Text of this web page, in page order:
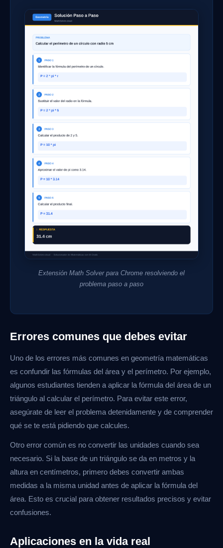
Extensión Math Solver para Chrome resolviendo el
problema paso a paso
Errores comunes que debes evitar
Uno de los errores más comunes en geometría matemáticas
es confundir las fórmulas del área y el perímetro. Por ejemplo,
algunos estudiantes tienden a aplicar la fórmula del área de un
triángulo al calcular el perímetro. Para evitar este error,
asegúrate de leer el problema detenidamente y de comprender
qué se te está pidiendo que calcules.
Otro error común es no convertir las unidades cuando sea
necesario. Si la base de un triángulo se da en metros y la
altura en centímetros, primero debes convertir ambas
medidas a la misma unidad antes de aplicar la fórmula del
área. Esto es crucial para obtener resultados precisos y evitar
confusiones.
Aplicaciones en la vida real